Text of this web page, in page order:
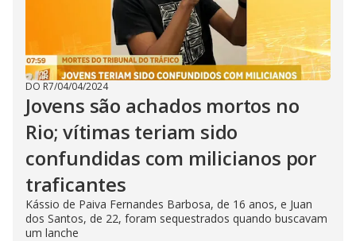
DO R7/04/04/2024
Jovens são achados mortos no
Rio; vítimas teriam sido
confundidas com milicianos por
traficantes
Kássio de Paiva Fernandes Barbosa, de 16 anos, e Juan
dos Santos, de 22, foram sequestrados quando buscavam
um lanche